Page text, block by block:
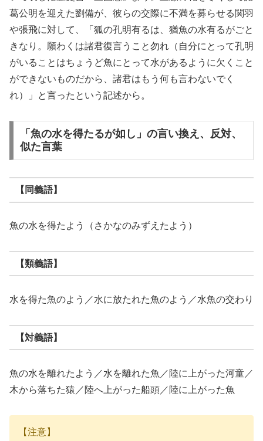
葛公明を迎えた劉備が、彼らの交際に不満を募らせる関羽
や張飛に対して、「狐の孔明有るは、猶魚の水有るがごと
きなり。願わくは諸君復言うこと勿れ（自分にとって孔明
がいることはちょうど魚にとって水があるように欠くこと
ができないものだから、諸君はもう何も言わないでく
れ）」と言ったという記述から。
「魚の水を得たるが如し」の言い換え、反対、
似た言葉
【同義語】
魚の水を得たよう（さかなのみずえたよう）
【類義語】
水を得た魚のよう／水に放たれた魚のよう／水魚の交わり
【対義語】
魚の水を離れたよう／水を離れた魚／陸に上がった河童／
木から落ちた猿／陸へ上がった船頭／陸に上がった魚
【注意】